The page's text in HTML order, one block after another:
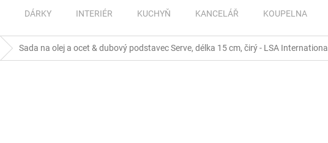
DÁRKY INTERIÉR KUCHYŇ KANCELÁŘ KOUPELNA
Sada na olej a ocet & dubový podstavec Serve, délka 15 cm, čirý - LSA International